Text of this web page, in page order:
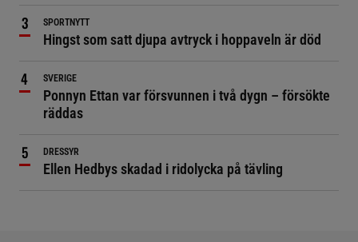
SPORTNYTT
Hingst som satt djupa avtryck i hoppaveln är död
SVERIGE
Ponnyn Ettan var försvunnen i två dygn – försökte
räddas
DRESSYR
Ellen Hedbys skadad i ridolycka på tävling